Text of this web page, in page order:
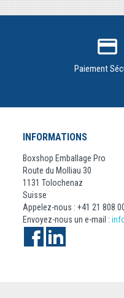
credit_card
Paiement
INFORMATIONS
Boxshop Emballage Pro
Route du Molliau 30
1131 Tolochenaz
Suisse
Appelez-nous : +41 21 808
Envoyez-nous un e-mail :
Facebook